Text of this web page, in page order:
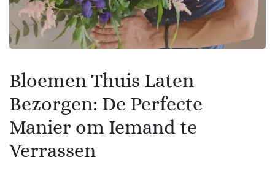
Bloemen Thuis Laten
Bezorgen: De Perfecte
Manier om Iemand te
Verrassen